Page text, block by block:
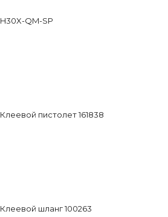
H30X-QM-SP
Клеевой пистолет 161838
Клеевой шланг 100263